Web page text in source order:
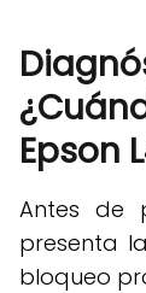
Epson
Antes de
presenta
bloqueo